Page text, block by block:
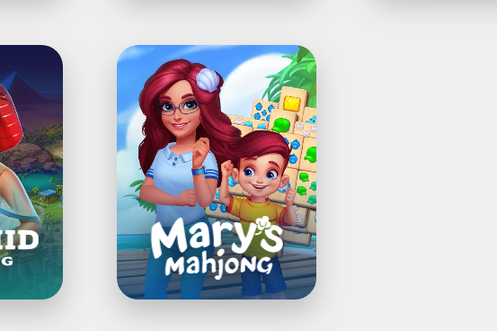
Mary’s
Mahjong:
City
Building